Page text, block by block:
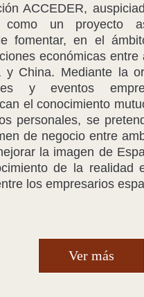
ACCEDER,
como un proyecto
fomentar, en el
económicas entre
y China. Mediante la
y eventos
el conocimiento
personales, se
de negocio entre
la imagen de
de la realidad
los empresarios
Ver más